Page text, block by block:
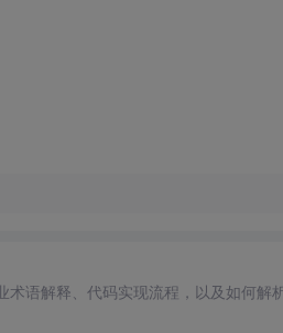
术语解释、代码实现流程，以及如何解